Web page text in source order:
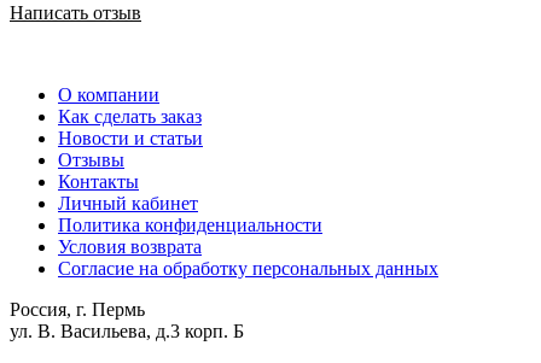
Написать отзыв
О компании
Как сделать заказ
Новости и статьи
Отзывы
Контакты
Личный кабинет
Политика конфиденциальности
Условия возврата
Согласие на обработку персональных данных
Россия, г. Пермь
ул. В. Васильева, д.3 корп. Б